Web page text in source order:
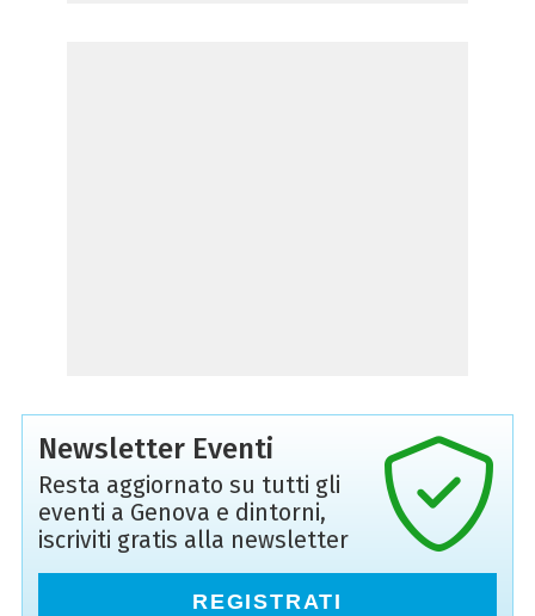
Newsletter Eventi
Resta aggiornato su tutti gli
eventi a Genova e dintorni,
iscriviti gratis alla newsletter
REGISTRATI